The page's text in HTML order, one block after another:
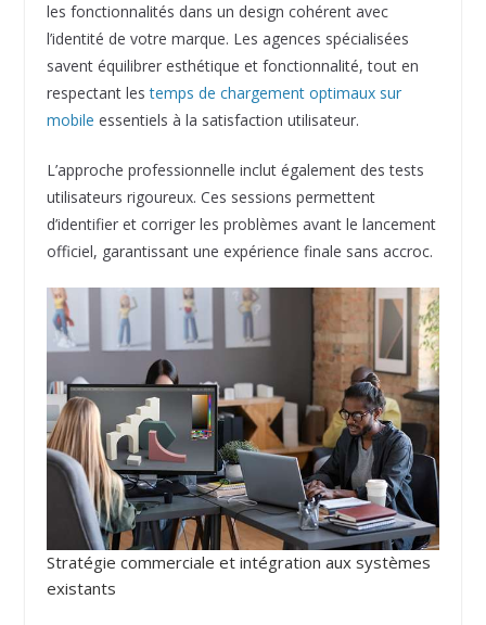
les fonctionnalités dans un design cohérent avec
l’identité de votre marque. Les agences spécialisées
savent équilibrer esthétique et fonctionnalité, tout en
respectant lestemps de chargement optimaux sur
mobile essentiels à la satisfaction utilisateur.
L’approche professionnelle inclut également des tests
utilisateurs rigoureux. Ces sessions permettent
d’identifier et corriger les problèmes avant le lancement
officiel, garantissant une expérience finale sans accroc.
Stratégie commerciale et intégration aux systèmes
existants